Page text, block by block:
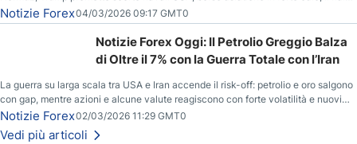
del gas naturale mette pressione all’euro.
Notizie Forex04/03/2026 09:17 GMT0
Notizie Forex Oggi: Il Petrolio Greggio Balza
di Oltre il 7% con la Guerra Totale con l’Iran
La guerra su larga scala tra USA e Iran accende il risk-off: petrolio e oro salgono
con gap, mentre azioni e alcune valute reagiscono con forte volatilità e nuovi
livelli da monitorare.
Notizie Forex02/03/2026 11:29 GMT0
Vedi più articoli